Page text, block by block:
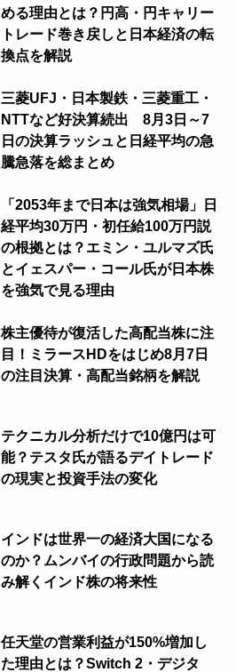
める理由とは？円高・円キャリー
トレード巻き戻しと日本経済の転
換点を解説
三菱UFJ・日本製鉄・三菱重工・
NTTなど好決算続出 8月3日～7
日の決算ラッシュと日経平均の急
騰急落を総まとめ
「2053年まで日本は強気相場」日
経平均30万円・初任給100万円説
の根拠とは？エミン・ユルマズ氏
とイェスパー・コール氏が日本株
を強気で見る理由
株主優待が復活した高配当株に注
目！ミラースHDをはじめ8月7日
の注目決算・高配当銘柄を解説
テクニカル分析だけで10億円は可
能？テスタ氏が語るデイトレード
の現実と投資手法の変化
インドは世界一の経済大国になる
のか？ムンバイの行政問題から読
み解くインド株の将来性
任天堂の営業利益が150%増加し
た理由とは？Switch 2・デジタ